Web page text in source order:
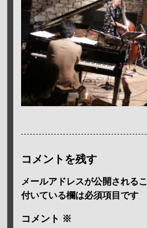
コメントを残す
メールアドレスが公開される
付いている欄は必須項目です
コメント ※